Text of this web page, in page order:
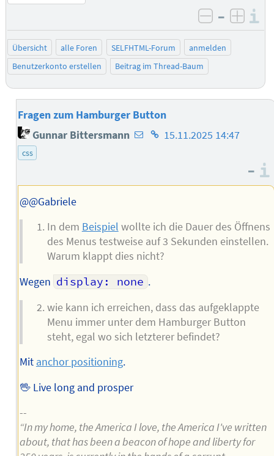
negativ
–
Übersicht alle Foren SELFHTML-Forum
anmelden
Benutzerkonto erstellen
Beitrag im Thread-Baum
Fragen zum Hamburger Button
Gunnar Bittersmann E-
des
Homepage
15.11.2025 14:47
css
–
@@Gabriele
In dem Beispiel wollte ich die Dauer des Öffnens
des Menus testweise auf 3 Sekunden einstellen.
Warum klappt dies nicht?
Wegen display: none .
wie kann ich erreichen, dass das aufgeklappte
Menu immer unter dem Hamburger Button
steht, egal wo sich letzterer befindet?
Mit anchor positioning.
🖖 Live long and prosper
--
“In my home, the America I love, the America I've written
about, that has been a beacon of hope and liberty for